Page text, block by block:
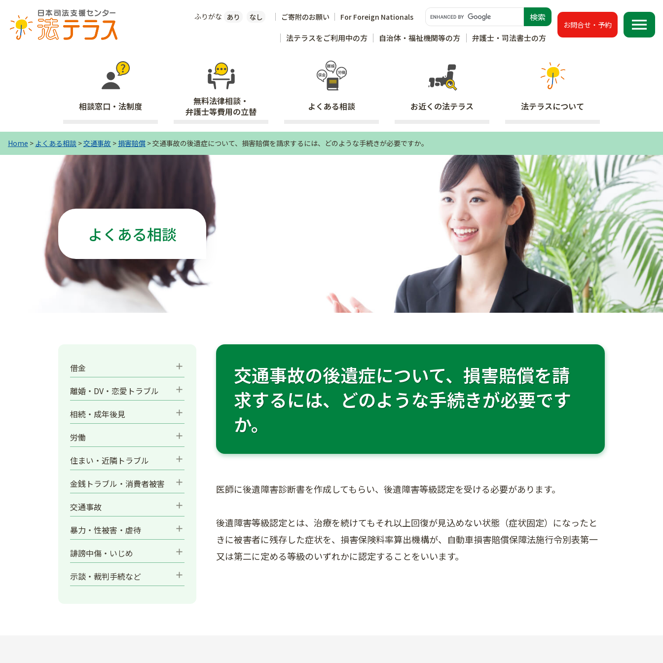
ふりがな あり なし ご寄附のお願い For Foreign Nationals
法テラスをご利用中の方 自治体・福祉機関等の方 弁護士・司法書士の方
お問合せ・予約 menu
相談窓口・法制度
無料法律相談・
弁護士等費用の立替
よくある相談 お近くの法テラス 法テラスについて
Home > よくある相談 >交通事故 > 損害賠償 >交通事故の後遺症について、損害賠償を請求するには、どのような手続きが必要ですか。
よくある相談
借金 add
離婚・DV・恋愛トラブル add
相続・成年後見 add
労働 add
住まい・近隣トラブル add
金銭トラブル・消費者被害 add
交通事故 add
暴力・性被害・虐待 add
誹謗中傷・いじめ add
示談・裁判手続など add
交通事故の後遺症について、損害賠償を請
求するには、どのような手続きが必要です
か。
医師に後遺障害診断書を作成してもらい、後遺障害等級認定を受ける必要があります。
後遺障害等級認定とは、治療を続けてもそれ以上回復が見込めない状態（症状固定）になったと
きに被害者に残存した症状を、損害保険料率算出機構が、自動車損害賠償保障法施行令別表第一
又は第二に定める等級のいずれかに認定することをいいます。